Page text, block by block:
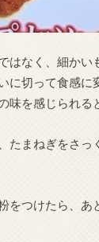
はなく、細かい
に切って食感に
味を感じられる
たまねぎをさっ
をつけたら、あ